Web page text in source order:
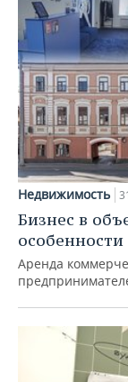
Недвижимость
Бизнес в
Аренда